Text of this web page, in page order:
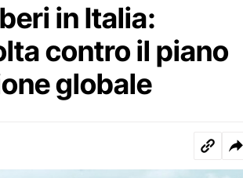
in Italia:
contro il piano
globale